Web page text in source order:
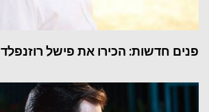
פנים חדשות: הכירו את פישל רוזנפלד